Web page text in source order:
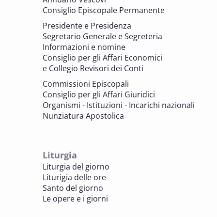
memoria. Artefici di cultura. Archivi
valorizzazione del patrimonio
BENI CULTURALI E EDILIZIA DI CULTO
7 OTTOBRE 2025
Consulta nazionale Beni culturali e Edilizia
di culto
BENI CULTURALI E EDILIZIA DI CULTO
sezione Edilizia di culto
BENI CULTURALI E EDILIZIA DI CULTO
8 OTTOBRE 2025
Incontro online dei Direttori diocesani,
Consiglio Episcopale Permanente
Presidente e Presidenza
Segretario Generale e Segreteria
Informazioni e nomine
Consiglio per gli Affari Economici
e Collegio Revisori dei Conti
Commissioni Episcopali
Consiglio per gli Affari Giuridici
Organismi - Istituzioni - Incarichi nazionali
Nunziatura Apostolica
Liturgia
Liturgia del giorno
Liturigia delle ore
Santo del giorno
Le opere e i giorni